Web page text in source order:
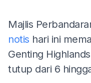
Majlis
notis hari ini
Genting
tutup dari 6